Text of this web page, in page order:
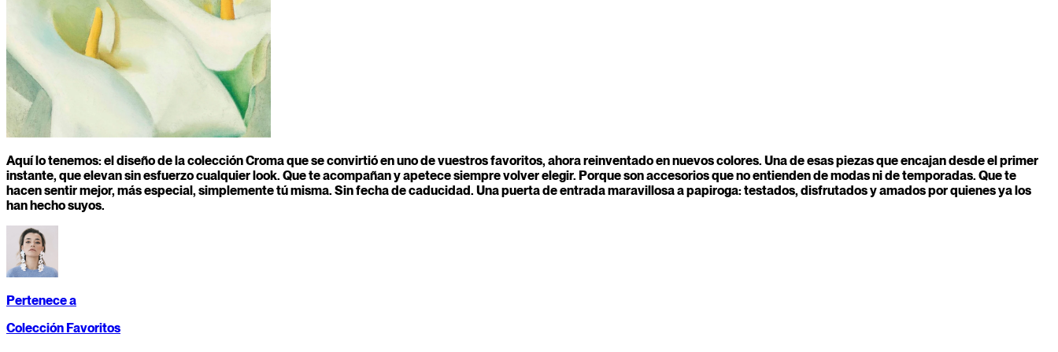
Aquí lo tenemos: el diseño de la colección Croma que se convirtió en uno de vuestros favoritos, ahora reinventado en nuevos colores. Una de esas piezas que encajan desde el primer
instante, que elevan sin esfuerzo cualquier look. Que te acompañan y apetece siempre volver elegir. Porque son accesorios que no entienden de modas ni de temporadas. Que te
hacen sentir mejor, más especial, simplemente tú misma. Sin fecha de caducidad. Una puerta de entrada maravillosa a papiroga: testados, disfrutados y amados por quienes ya los
han hecho suyos.
Pertenece a
Colección Favoritos